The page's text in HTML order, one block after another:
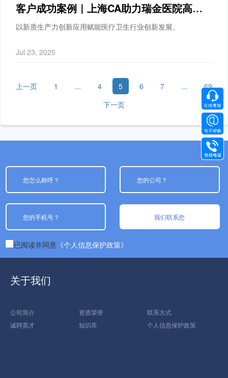
客户成功案例｜上海CA助力瑞金医院高质量完成系统密码改造
以新质生产力创新应用赋能医疗卫生行业创新发展。
Jul 23, 2025
上一页 1 ... 4 5 6 7 ...
69
下一页
我们联系您
已阅读并同意 《个人信息保护政策》
关于我们
公司简介 资质荣誉
联系方式
诚聘英才
知识库 个人信息保护政策